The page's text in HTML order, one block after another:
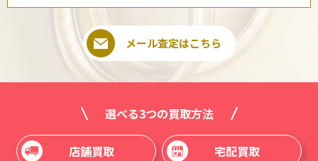
メール査定はこちら
選べる3つの買取方法
店舗買取 宅配買取